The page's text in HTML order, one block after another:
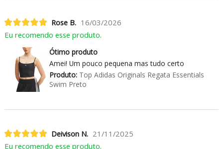
Rose B. 16/03/2026
Eu recomendo esse produto.
Ótimo produto
Amei! Um pouco pequena mas tudo certo
Produto:Top Adidas Originals Regata Essentials
Swim Preto
Deivison N. 21/11/2025
Eu recomendo esse produto.